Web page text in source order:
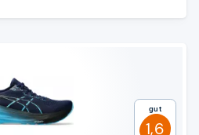
Gut
1,6